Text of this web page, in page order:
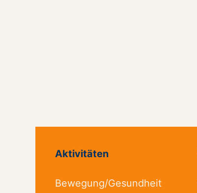
Aktivitäten
Bewegung/Gesundheit